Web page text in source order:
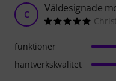
C Väldesignade
funktioner
hantverkskvalitet